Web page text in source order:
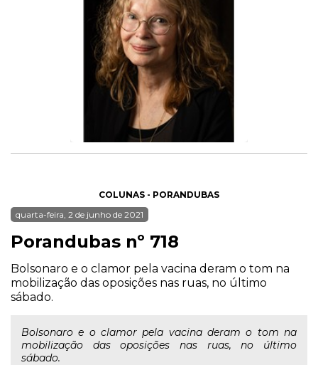
COLUNAS - PORANDUBAS
quarta-feira, 2 de junho de 2021
Porandubas nº 718
Bolsonaro e o clamor pela vacina deram o tom na
mobilização das oposições nas ruas, no último
sábado.
Bolsonaro e o clamor pela vacina deram o tom na
mobilização das oposições nas ruas, no último
sábado.